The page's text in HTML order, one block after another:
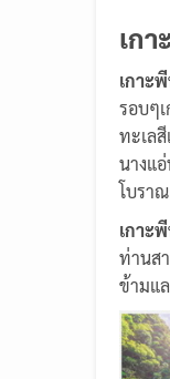
เก
เกาะ
รอบๆ
ทะเล
นางแ
โบราณ
เกาะ
ท่านส
ข้ามแ